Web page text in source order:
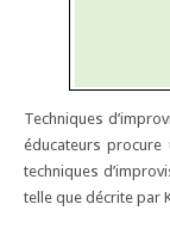
Techniques
éducateurs
techniques
telle que décrite par